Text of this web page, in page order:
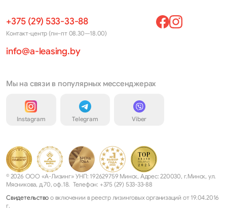
+375 (29) 533-33-88
Контакт-центр (пн–пт 08.30—18.00)
info@a-leasing.by
Мы на связи в популярных мессенджерах
Instagram Telegram Viber
© 2026 ООО «А-Лизинг» УНП: 192629759 Минск, Адрес: 220030, г.Минск, ул.
Мясникова, д.70, оф.18. Телефон: +375 (29) 533-33-88
Свидетельство о включении в реестр лизинговых организаций от 19.04.2016
г.